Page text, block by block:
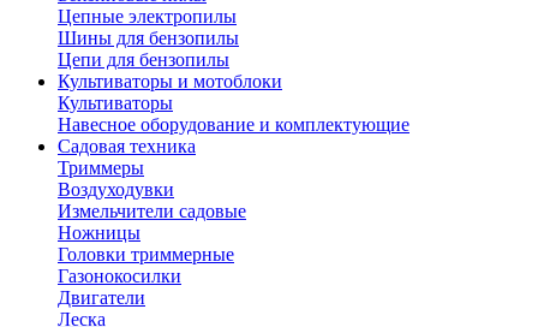
Цепные электропилы
Шины для бензопилы
Цепи для бензопилы
Культиваторы и мотоблоки
Культиваторы
Навесное оборудование и комплектующие
Садовая техника
Триммеры
Воздуходувки
Измельчители садовые
Ножницы
Головки триммерные
Газонокосилки
Двигатели
Леска